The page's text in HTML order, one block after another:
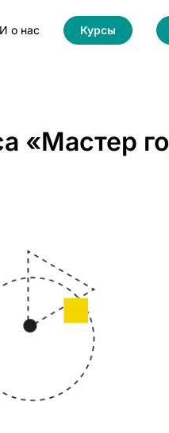
о нас Курсы
«Мастер